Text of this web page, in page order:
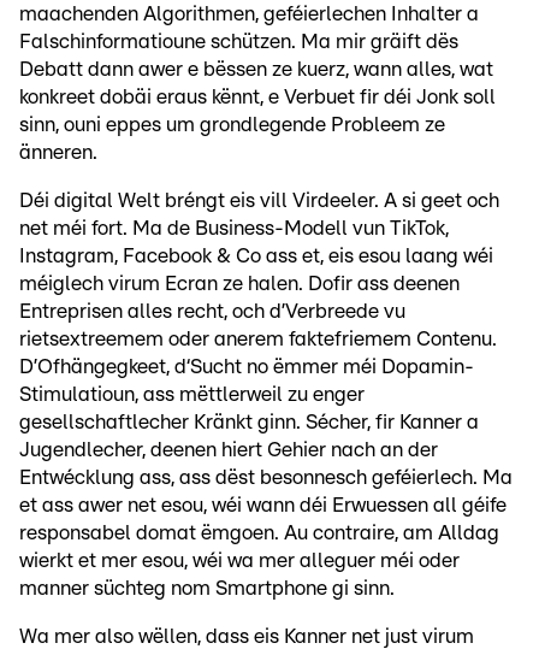
maachenden Algorithmen, geféierlechen Inhalter a
Falschinformatioune schützen. Ma mir gräift dës
Debatt dann awer e bëssen ze kuerz, wann alles, wat
konkreet dobäi eraus kënnt, e Verbuet fir déi Jonk soll
sinn, ouni eppes um grondlegende Probleem ze
änneren.
Déi digital Welt bréngt eis vill Virdeeler. A si geet och
net méi fort. Ma de Business-Modell vun TikTok,
Instagram, Facebook & Co ass et, eis esou laang wéi
méiglech virum Ecran ze halen. Dofir ass deenen
Entreprisen alles recht, och d’Verbreede vu
rietsextreemem oder anerem faktefriemem Contenu.
D’Ofhängegkeet, d‘Sucht no ëmmer méi Dopamin-
Stimulatioun, ass mëttlerweil zu enger
gesellschaftlecher Kränkt ginn. Sécher, fir Kanner a
Jugendlecher, deenen hiert Gehier nach an der
Entwécklung ass, ass dëst besonnesch geféierlech. Ma
et ass awer net esou, wéi wann déi Erwuessen all géife
responsabel domat ëmgoen. Au contraire, am Alldag
wierkt et mer esou, wéi wa mer alleguer méi oder
manner süchteg nom Smartphone gi sinn.
Wa mer also wëllen, dass eis Kanner net just virum